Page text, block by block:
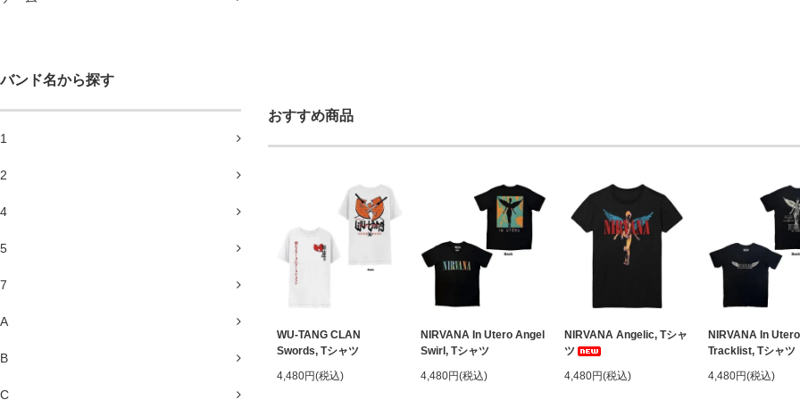
バンド名から探す
1
2
4
5
7
A
B
C
おすすめ商品
WU-TANG CLAN
Swords, Tシャツ
4,480円(税込)
NIRVANA In Utero Angel
Swirl, Tシャツ
4,480円(税込)
NIRVANA Angelic, Tシャ
ツ
4,480円(税込)
NIRVANA In Utero
Tracklist, Tシャツ
4,480円(税込)